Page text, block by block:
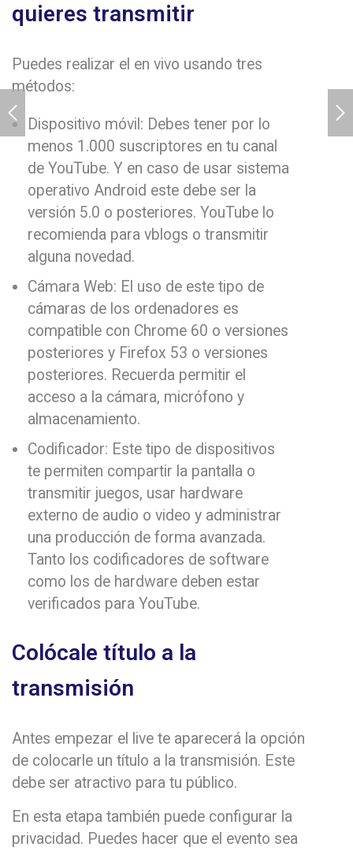
quieres transmitir
Puedes realizar el en vivo usando tres
métodos:
Dispositivo móvil: Debes tener por lo
menos 1.000 suscriptores en tu canal
de YouTube. Y en caso de usar sistema
operativo Android este debe ser la
versión 5.0 o posteriores. YouTube lo
recomienda para vblogs o transmitir
alguna novedad.
Cámara Web: El uso de este tipo de
cámaras de los ordenadores es
compatible con Chrome 60 o versiones
posteriores y Firefox 53 o versiones
posteriores. Recuerda permitir el
acceso a la cámara, micrófono y
almacenamiento.
Codificador: Este tipo de dispositivos
te permiten compartir la pantalla o
transmitir juegos, usar hardware
externo de audio o video y administrar
una producción de forma avanzada.
Tanto los codificadores de software
como los de hardware deben estar
verificados para YouTube.
Colócale título a la
transmisión
Antes empezar el live te aparecerá la opción
de colocarle un título a la transmisión. Este
debe ser atractivo para tu público.
En esta etapa también puede configurar la
privacidad. Puedes hacer que el evento sea